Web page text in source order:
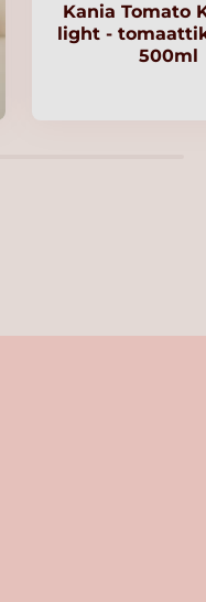
Kania Tomato
light -
500ml